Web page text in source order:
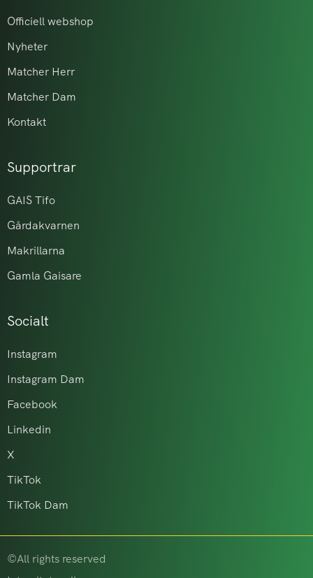
Officiell webshop
Nyheter
Matcher Herr
Matcher Dam
Kontakt
Supportrar
GAIS Tifo
Gårdakvarnen
Makrillarna
Gamla Gaisare
Socialt
Instagram
Instagram Dam
Facebook
Linkedin
X
TikTok
TikTok Dam
©All rights reserved